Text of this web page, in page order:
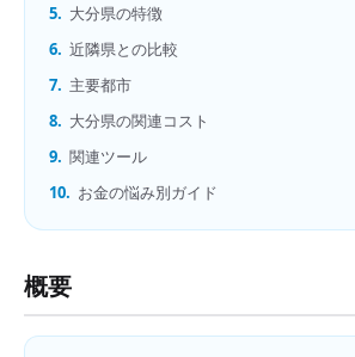
5. 大分県の特徴
6. 近隣県との比較
7. 主要都市
8. 大分県の関連コスト
9. 関連ツール
10. お金の悩み別ガイド
概要